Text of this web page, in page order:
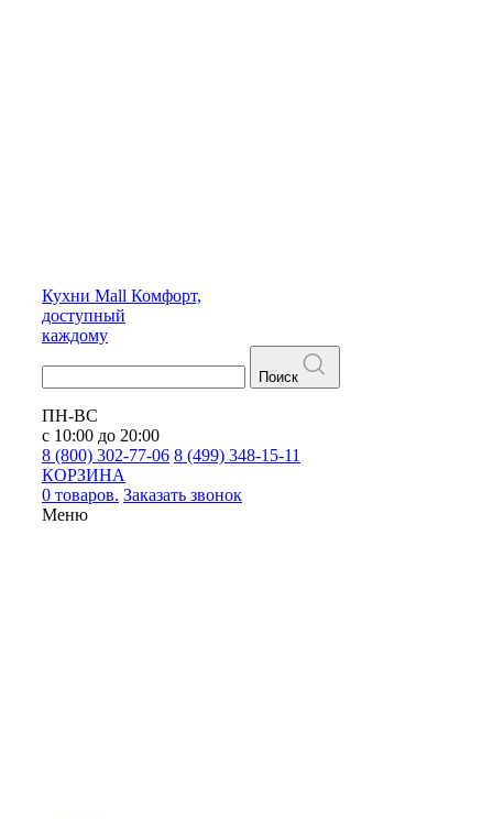
Кухни Mall Комфорт,
доступный
каждому
Поиск
ПН-ВС
с 10:00 до 20:00
8 (800) 302-77-06 8 (499) 348-15-11
КОРЗИНА
0 товаров. Заказать звонок
Меню